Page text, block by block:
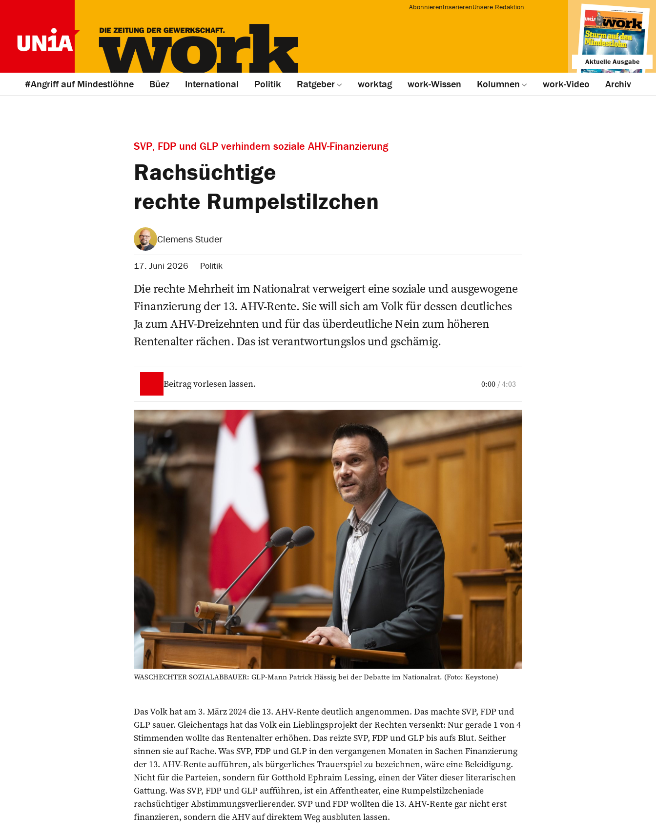
AbonnierenInserierenUnsere Redaktion
Aktuelle Ausgabe
#Angriff auf Mindestlöhne Büez International Politik Ratgeber worktag work-Wissen Kolumnen work-Video Archiv
SVP, FDP und GLP verhindern soziale AHV-Finanzierung
Rachsüchtige
rechte Rumpelstilzchen
Clemens Studer
17. Juni 2026 Politik
Die rechte Mehrheit im Nationalrat verweigert eine soziale und ausgewogene
Finanzierung der 13. AHV-Rente. Sie will sich am Volk für dessen deutliches
Ja zum AHV-Dreizehnten und für das überdeutliche Nein zum höheren
Rentenalter rächen. Das ist verantwortungslos und gschämig.
Beitrag vorlesen lassen. 0:00 /4:03
WASCHECHTER SOZIALABBAUER: GLP-Mann Patrick Hässig bei der Debatte im Nationalrat. (Foto: Keystone)
Das Volk hat am 3. März 2024 die 13. AHV-Rente deutlich angenommen. Das machte SVP, FDP und
GLP sauer. Gleichentags hat das Volk ein Lieblingsprojekt der Rechten versenkt: Nur gerade 1 von 4
Stimmenden wollte das Rentenalter erhöhen. Das reizte SVP, FDP und GLP bis aufs Blut. Seither
sinnen sie auf Rache. Was SVP, FDP und GLP in den vergangenen Monaten in Sachen Finanzierung
der 13. AHV-Rente aufführen, als bürgerliches Trauerspiel zu bezeichnen, wäre eine Beleidigung.
Nicht für die Parteien, sondern für Gotthold Ephraim Lessing, einen der Väter dieser literarischen
Gattung. Was SVP, FDP und GLP aufführen, ist ein Affentheater, eine Rumpelstilzcheniade
rachsüchtiger Abstimmungsverlierender. SVP und FDP wollten die 13. AHV-Rente gar nicht erst
finanzieren, sondern die AHV auf direktem Weg ausbluten lassen.